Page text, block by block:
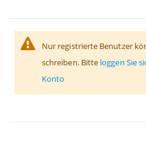
Nur registrierte Benutzer
schreiben. Bitte loggen Sie
Konto